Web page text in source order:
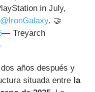
in July,
@IronGalaxy. 🤝
— Treyarch
años después y
situada entre la